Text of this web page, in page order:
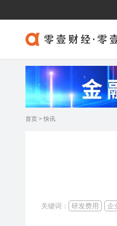
首页 > 快讯
关键词： 研发费用 企